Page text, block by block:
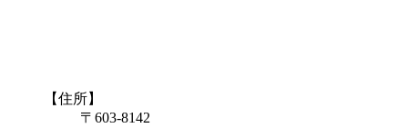
【住所】
〒603-8142